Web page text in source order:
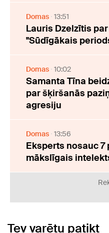
Domas 13:51
Lauris Dzelzītis
"Sūdīgākais
Domas 10:02
Samanta Tīna
par šķiršanās
agresiju
Domas 13:56
Eksperts nosauc
mākslīgais
Tev varētu patikt